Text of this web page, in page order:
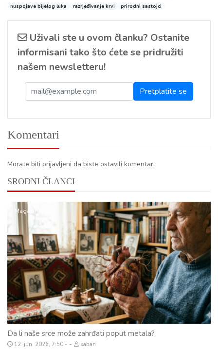
nuspojave bijelog luka
razrjeđivanje krvi prirodni sastojci
Uživali ste u ovom članku? Ostanite
informisani tako što ćete se pridružiti
našem newsletteru!
Komentari
Morate biti prijavljeni da biste ostavili komentar.
SRODNI ČLANCI
Magazin
Da li naše srce može zahrđati poput metala?
12. jun. 2026, 7:50 - saban